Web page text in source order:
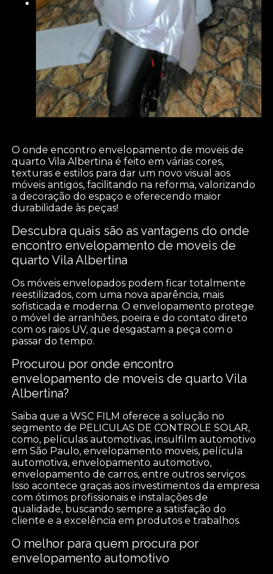
O onde encontro envelopamento de moveis de
quarto Vila Albertina é feito em várias cores,
texturas e estilos para dar um novo visual aos
móveis antigos, facilitando na reforma, valorizando
a decoração do espaço e oferecendo maior
durabilidade às peças!
Descubra quais são as vantagens do onde
encontro envelopamento de moveis de
quarto Vila Albertina
Os móveis envelopados podem ficar totalmente
reestilizados, com uma nova aparência, mais
sofisticada e moderna. O envelopamento protege
o móvel de arranhões, poeira e do contato direto
com os raios UV, que desgastam a peça com o
passar do tempo.
Procurou por onde encontro
envelopamento de moveis de quarto Vila
Albertina?
Saiba que a WSC FILM oferece a solução no
segmento de PELICULAS DE CONTROLE SOLAR,
como, películas automotivas, insulfilm automotivo
em São Paulo, envelopamento moveis, película
automotiva, envelopamento automotivo,
envelopamento de carros, entre outros serviços.
Isso acontece graças aos investimentos da empresa
com ótimos profissionais e instalações de
qualidade, buscando sempre a satisfação do
cliente e a excelência em produtos e trabalhos.
O melhor para quem procura por
envelopamento automotivo